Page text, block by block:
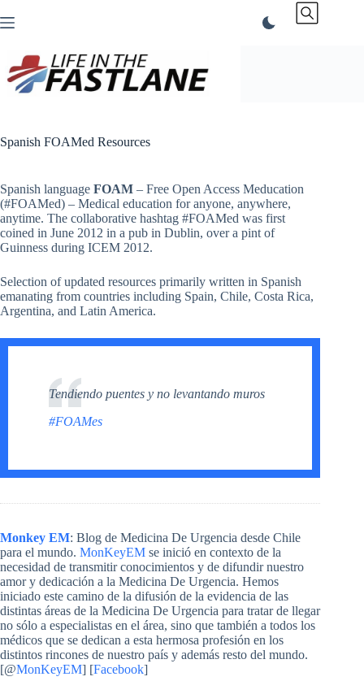
to
Spanish FOAMed Resources
Spanish language FOAM – Free Open Access Meducation
(#FOAMed) – Medical education for anyone, anywhere,
anytime. The collaborative hashtag #FOAMed was first
coined in June 2012 in a pub in Dublin, over a pint of
Guinness during ICEM 2012.
Selection of updated resources primarily written in Spanish
emanating from countries including Spain, Chile, Costa Rica,
Argentina, and Latin America.
Tendiendo puentes y no levantando muros
#FOAMes
Monkey EM: Blog de Medicina De Urgencia desde Chile
para el mundo. MonKeyEM se inició en contexto de la
necesidad de transmitir conocimientos y de difundir nuestro
amor y dedicación a la Medicina De Urgencia. Hemos
iniciado este camino de la difusión de la evidencia de las
distintas áreas de la Medicina De Urgencia para tratar de llegar
no sólo a especialistas en el área, sino que también a todos los
médicos que se dedican a esta hermosa profesión en los
distintos rincones de nuestro país y además resto del mundo.
[@MonKeyEM] [Facebook]